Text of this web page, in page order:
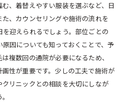
、着替えやすい服装を選ぶなど、日
、カウンセリングや施術の流れを
迎えられるでしょう。部位ごとの
因についても知っておくことで、予
複数回の通院が必要になるため、
性が重要です。少しの工夫で施術が
リニックとの相談を大切にしなが